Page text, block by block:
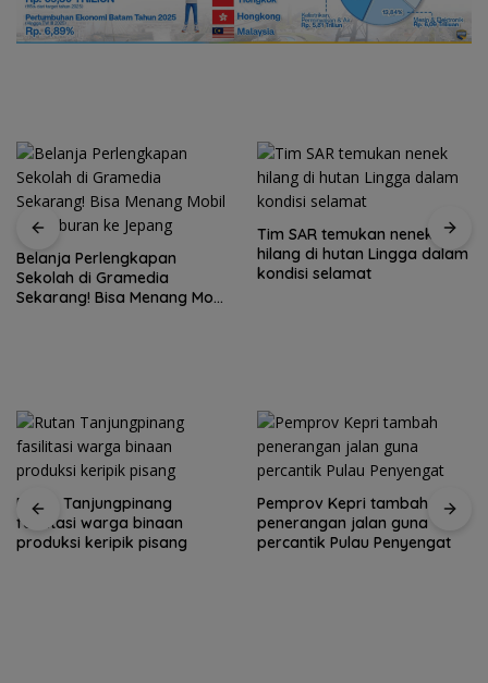
Belanja Perlengkapan
Sekolah di Gramedia
Sekarang! Bisa Menang Mobil
Tim SAR temukan nenek
hilang di hutan Lingga dalam
kondisi selamat
Rutan Tanjungpinang
fasilitasi warga binaan
produksi keripik pisang
Pemprov Kepri tambah
penerangan jalan guna
percantik Pulau Penyengat